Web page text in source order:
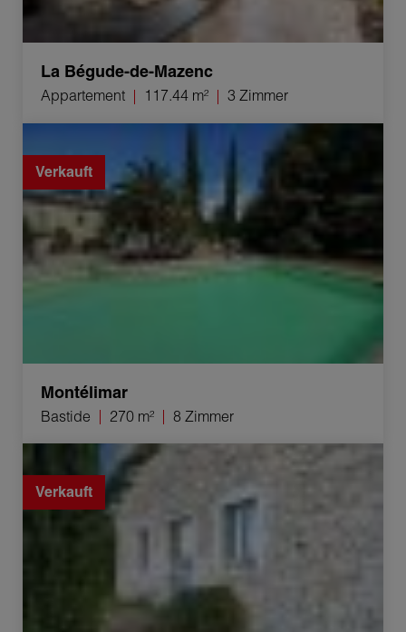
La Bégude-de-Mazenc
Appartement 117.44 m² 3 Zimmer
Verkauf Bastide Montélimar 8 Zimmer 270 m²
Verkauft
Montélimar
Bastide 270 m² 8 Zimmer
Verkauf Geschäft Montboucher-sur-Jabron 1 raum
Verkauft